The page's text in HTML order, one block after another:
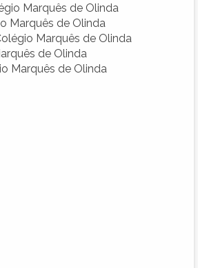
Marquês de Olinda
Marquês de Olinda
Marquês de Olinda
de Olinda
Marquês de Olinda